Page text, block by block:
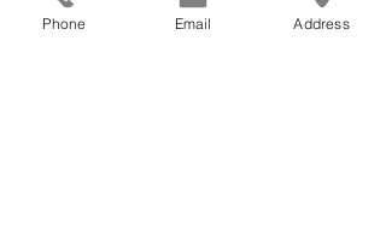
Phone Email Address